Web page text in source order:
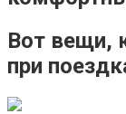
Вот вещи,
при